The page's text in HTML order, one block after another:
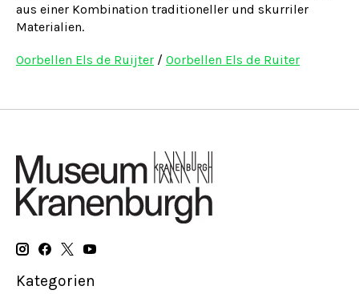
aus einer Kombination traditioneller und skurriler
Materialien.
Oorbellen Els de Ruijter / Oorbellen Els de Ruiter
Kategorien